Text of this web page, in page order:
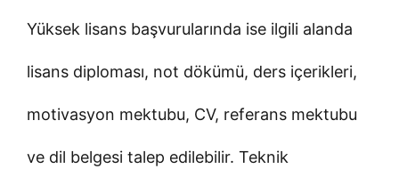
Yüksek lisans başvurularında ise ilgili alanda
lisans diploması, not dökümü, ders içerikleri,
motivasyon mektubu, CV, referans mektubu
ve dil belgesi talep edilebilir. Teknik